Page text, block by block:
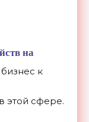
на
к
этой сфере.